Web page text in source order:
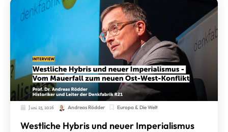
Juni 23, 2026 Andreas Rödder Europa & Die Welt
Westliche Hybris und neuer Imperialismus